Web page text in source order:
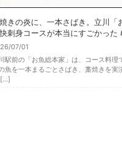
きの炎に、一本さばき。立川「
刺身コースが本当にすごかった
07/01
駅前の「お魚総本家」は、コース料理
魚を一本まるごとさばき、藁焼きを実
[…]